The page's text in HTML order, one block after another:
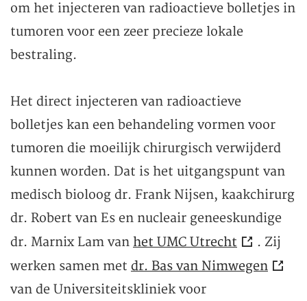
om het injecteren van radioactieve bolletjes in
tumoren voor een zeer precieze lokale
bestraling.
Het direct injecteren van radioactieve
bolletjes kan een behandeling vormen voor
tumoren die moeilijk chirurgisch verwijderd
kunnen worden. Dat is het uitgangspunt van
medisch bioloog dr. Frank Nijsen, kaakchirurg
dr. Robert van Es en nucleair geneeskundige
dr. Marnix Lam van het UMC Utrecht
. Zij
werken samen met dr. Bas van Nimwegen
van de Universiteitskliniek voor